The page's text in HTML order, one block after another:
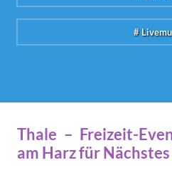
#
Thale – Freizeit-
am Harz für